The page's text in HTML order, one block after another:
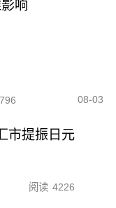
响
08-03
市提振日元
阅读 4226